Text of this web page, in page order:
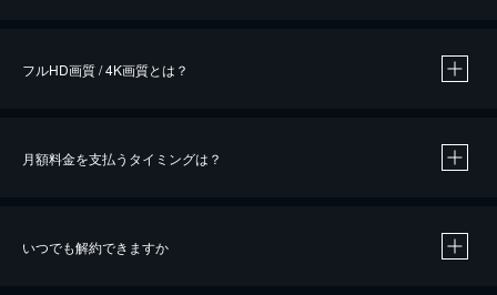
※40％ポイント還元の対象は、クレジットカード決済による作品の購入 / レンタルです。
フルHD画質 / 4K画質とは？
月額料金を支払うタイミングは？
いつでも解約できますか